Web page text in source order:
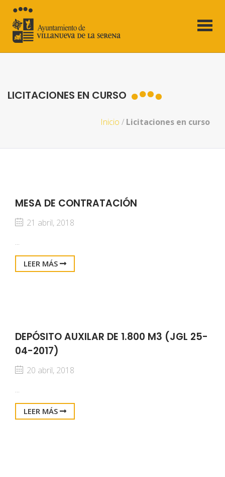
LICITACIONES EN CURSO
Inicio / Licitaciones en curso
MESA DE CONTRATACIÓN
21 abril, 2018
...
LEER MÁS
DEPÓSITO AUXILAR DE 1.800 M3 (JGL 25-
04-2017)
20 abril, 2018
...
LEER MÁS